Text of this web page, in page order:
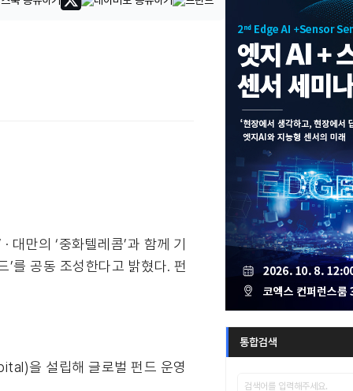
만의 ‘중화텔레콤’과 함께 기
공동 조성한다고 밝혔다. 펀
을 설립해 글로벌 펀드 운영
통합검색